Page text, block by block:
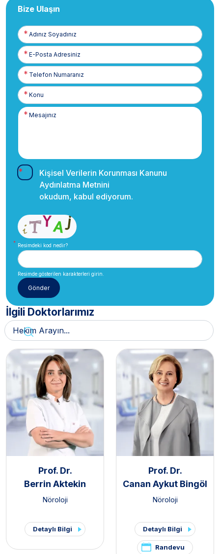
Bize Ulaşın
Adınız
Soyadınız
E-
Posta
Telefon
Numaranız
Kişisel Verilerin Korunması Kanunu
Aydınlatma Metnini
okudum, kabul ediyorum.
Resimdeki kod nedir?
Resimde gösterilen karakterleri girin.
İlgili Doktorlarımız
Prof. Dr.
Berrin Aktekin
Nöroloji
Detaylı Bilgi
Prof. Dr.
Canan Aykut Bingöl
Nöroloji
Detaylı Bilgi
Randevu